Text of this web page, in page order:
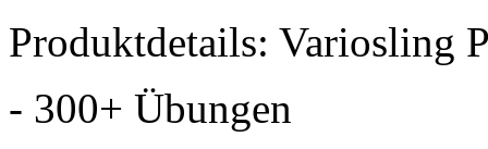
Produktdetails: Variosling
- 300+ Übungen